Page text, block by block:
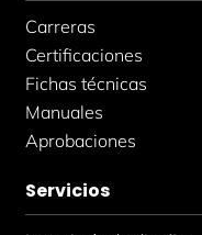
Carreras
Certificaciones
Fichas técnicas
Manuales
Aprobaciones
Servicios